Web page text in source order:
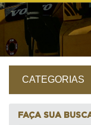
CATEGORIAS
FAÇA SUA